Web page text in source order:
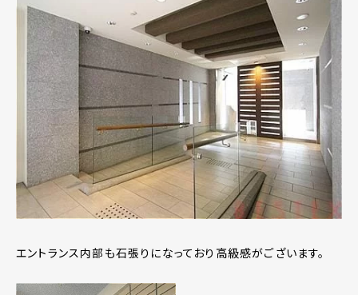
エントランス内部も石張りになっており高級感がございます。